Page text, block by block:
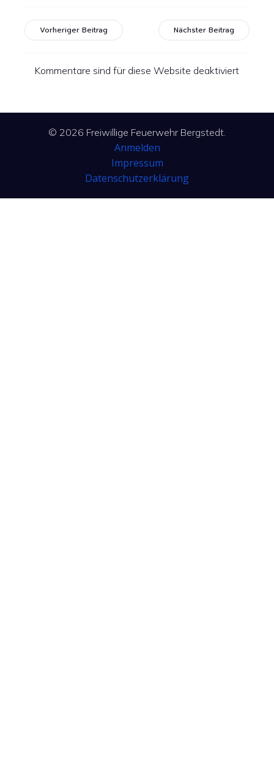
Vorheriger Beitrag Nächster Beitrag
Kommentare sind für diese Website deaktiviert
© 2026 Freiwillige Feuerwehr Bergstedt.
Anmelden
Impressum
Datenschutzerklärung